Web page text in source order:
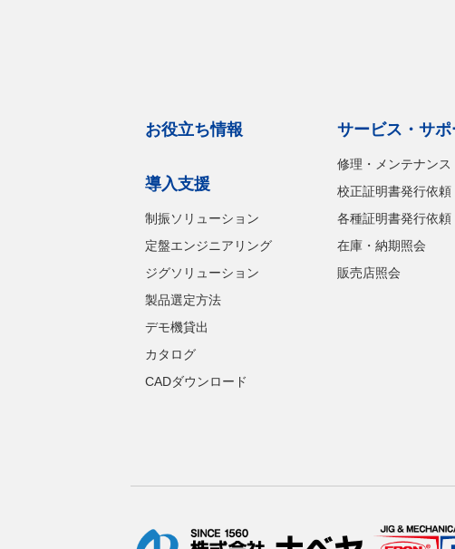
お役立ち情報
導入支援
制振ソリューション
定盤エンジニアリング
ジグソリューション
製品選定方法
デモ機貸出
カタログ
CADダウンロード
サービス・サポ
修理・メンテナンス
校正証明書発行依頼
各種証明書発行依頼
在庫・納期照会
販売店照会